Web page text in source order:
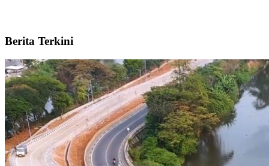
Berita Terkini